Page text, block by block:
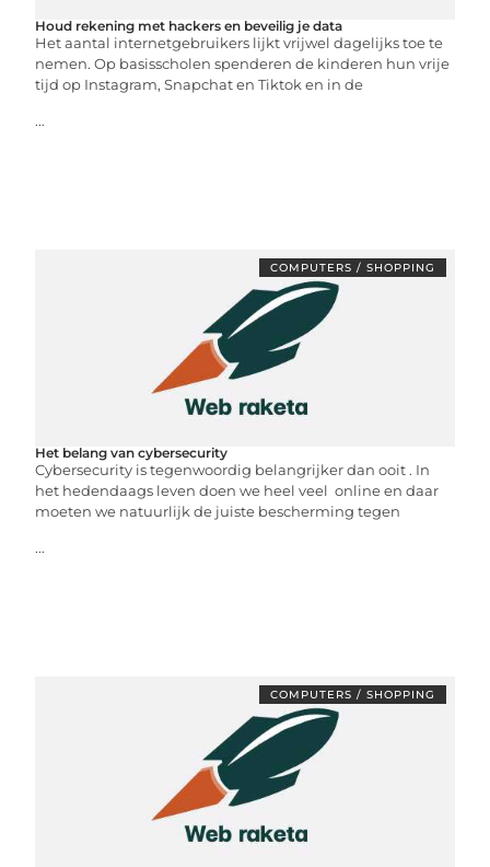
Houd rekening met hackers en beveilig je data
Het aantal internetgebruikers lijkt vrijwel dagelijks toe te
nemen. Op basisscholen spenderen de kinderen hun vrije
tijd op Instagram, Snapchat en Tiktok en in de
...
COMPUTERS / SHOPPING
Het belang van cybersecurity
Cybersecurity is tegenwoordig belangrijker dan ooit . In
het hedendaags leven doen we heel veel online en daar
moeten we natuurlijk de juiste bescherming tegen
...
COMPUTERS / SHOPPING